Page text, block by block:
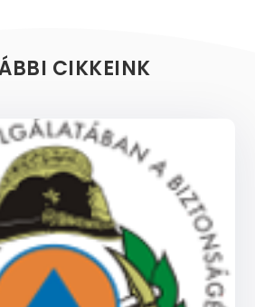
CIKKEINK